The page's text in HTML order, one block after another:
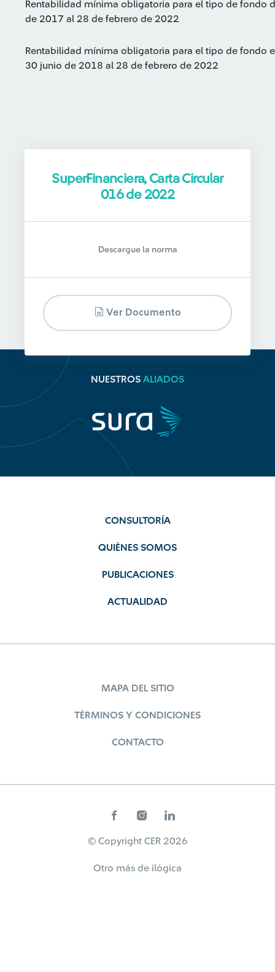
Rentabilidad mínima obligatoria para el tipo de fondo
de 2017 al 28 de febrero de 2022
Rentabilidad mínima obligatoria para el tipo de fondo
30 junio de 2018 al 28 de febrero de 2022
SuperFinanciera, Carta Circular
016 de 2022
Descargue la norma
Ver Documento
NUESTROS ALIADOS
CONSULTORÍA
QUIÉNES SOMOS
PUBLICACIONES
ACTUALIDAD
MAPA DEL SITIO
TÉRMINOS Y CONDICIONES
CONTACTO
© Copyright CER 2026
Otro más de ilógica